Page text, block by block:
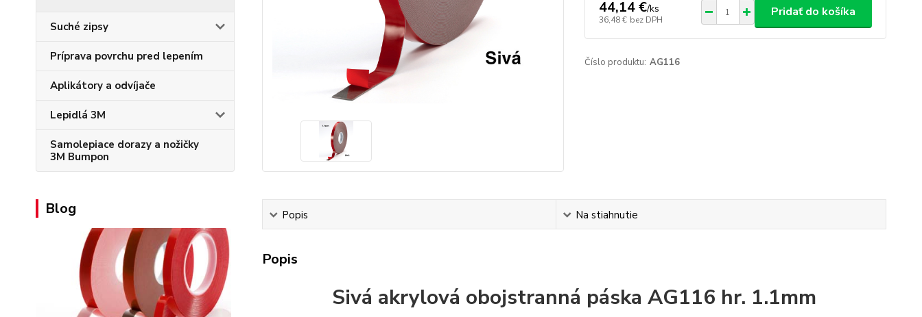
Suché zipsy
Príprava povrchu pred lepením
Aplikátory a odvíjače
Lepidlá 3M
Samolepiace dorazy a nožičky
3M Bumpon
Blog
44,14 €/ks
36,48 € bez DPH
Pridať do košíka
Číslo produktu: AG116
Popis Na stiahnutie
Popis
Sivá akrylová obojstranná páska AG116 hr. 1.1mm